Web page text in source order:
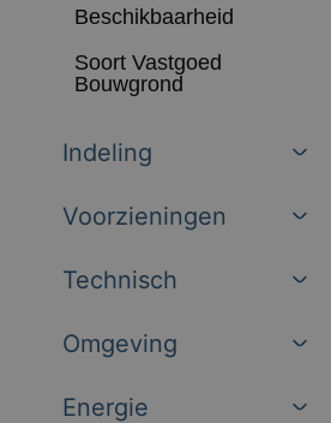
Beschikbaarheid
Soort Vastgoed
Bouwgrond
Indeling
Voorzieningen
Technisch
Omgeving
Energie